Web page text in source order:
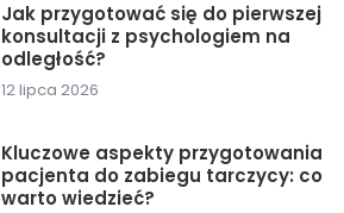
Jak przygotować się do pierwszej
konsultacji z psychologiem na
odległość?
12 lipca 2026
Kluczowe aspekty przygotowania
pacjenta do zabiegu tarczycy: co
warto wiedzieć?